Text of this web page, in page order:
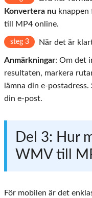
Konvertera nu
till MP4 online.
steg 3 När det är
Anmärkningar: Om det
resultaten, markera
lämna din e-
din e-post.
Del 3: Hur
WMV till
För mobilen är det